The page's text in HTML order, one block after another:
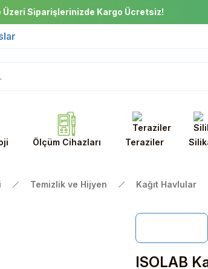
Üzeri Siparişlerinizde Kargo Ücretsiz!
Ölçüm Cihazları Teraziler
Temizlik ve Hijyen Kağıt Havlular
ISOLAB